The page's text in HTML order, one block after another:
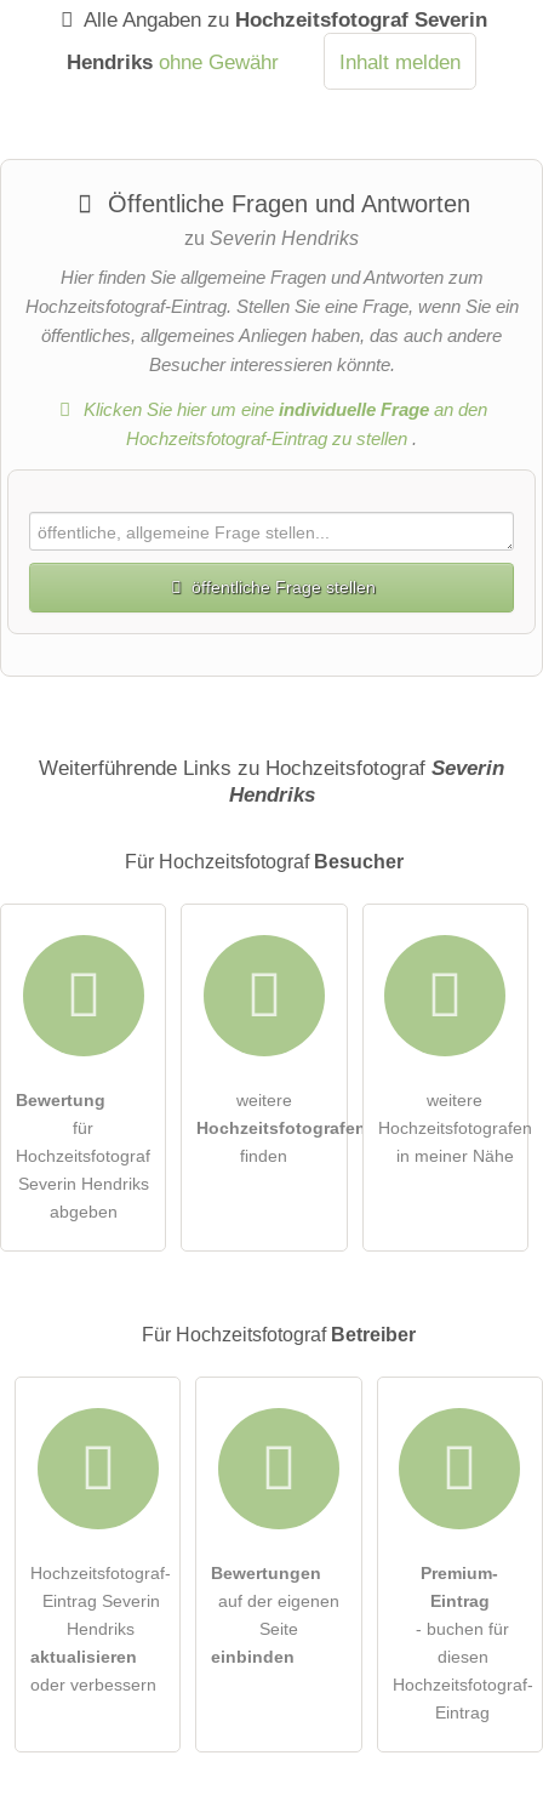
Alle Angaben zu Hochzeitsfotograf Severin
Hendriks ohne Gewähr Inhalt melden
Öffentliche Fragen und Antworten
zu Severin Hendriks
Hier finden Sie allgemeine Fragen und Antworten zum
Hochzeitsfotograf-Eintrag. Stellen Sie eine Frage, wenn Sie ein
öffentliches, allgemeines Anliegen haben, das auch andere
Besucher interessieren könnte.
Klicken Sie hier um eineindividuelle Frage an den
Hochzeitsfotograf-Eintrag zu stellen .
öffentliche Frage stellen
E-Mail-Adresse (wird nicht veröffentlicht)
Die Datenschutzerklärung habe ich zur Kenntnis genommen.
öffentliche Frage stellen
Hinweis:Bitte beachten Sie, öffentliche Fragen sindfür alle
Hochzeitsfotograf-Eintrag zu stellen.
Weiterführende Links zu Hochzeitsfotograf Severin
Hendriks
Für Hochzeitsfotograf Besucher
Bewertung
für
Hochzeitsfotograf
Severin Hendriks
abgeben
weitere
Hochzeitsfotografen
finden
weitere
Hochzeitsfotografen
in meiner Nähe
Für Hochzeitsfotograf Betreiber
Hochzeitsfotograf-
Eintrag Severin
Hendriks
aktualisieren
oder verbessern
Bewertungen
auf der eigenen
Seite
einbinden
Premium-
Eintrag
- buchen für
diesen
Hochzeitsfotograf-
Eintrag